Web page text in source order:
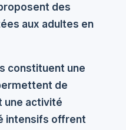
des
aux adultes en
constituent une
de
une activité
intensifs offrent